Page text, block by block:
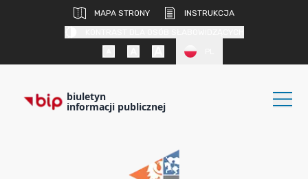
MAPA STRONY
INSTRUKCJA
biuletyn
informacji publicznej